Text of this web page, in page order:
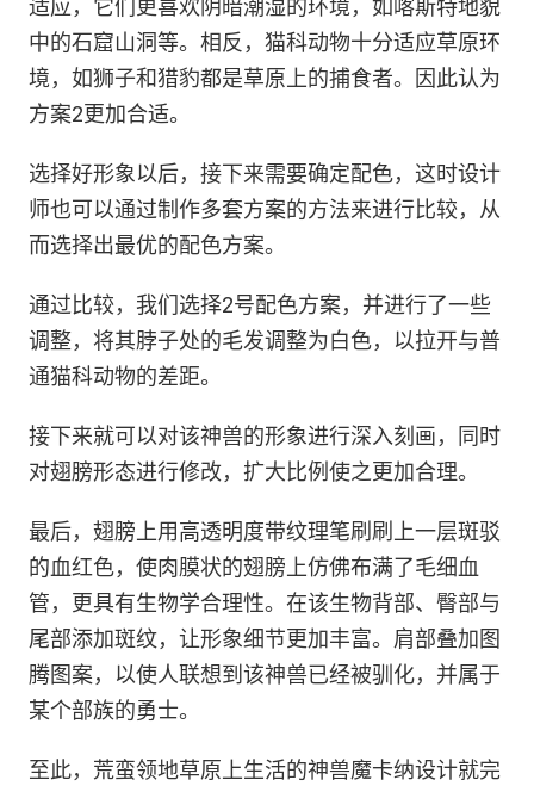
适应，它们更喜欢阴暗潮湿的环境，如喀斯特地貌
中的石窟山洞等。相反，猫科动物十分适应草原环
境，如狮子和猎豹都是草原上的捕食者。因此认为
方案2更加合适。
选择好形象以后，接下来需要确定配色，这时设计
师也可以通过制作多套方案的方法来进行比较，从
而选择出最优的配色方案。
通过比较，我们选择2号配色方案，并进行了一些
调整，将其脖子处的毛发调整为白色，以拉开与普
通猫科动物的差距。
接下来就可以对该神兽的形象进行深入刻画，同时
对翅膀形态进行修改，扩大比例使之更加合理。
最后，翅膀上用高透明度带纹理笔刷刷上一层斑驳
的血红色，使肉膜状的翅膀上仿佛布满了毛细血
管，更具有生物学合理性。在该生物背部、臀部与
尾部添加斑纹，让形象细节更加丰富。肩部叠加图
腾图案，以使人联想到该神兽已经被驯化，并属于
某个部族的勇士。
至此，荒蛮领地草原上生活的神兽魔卡纳设计就完